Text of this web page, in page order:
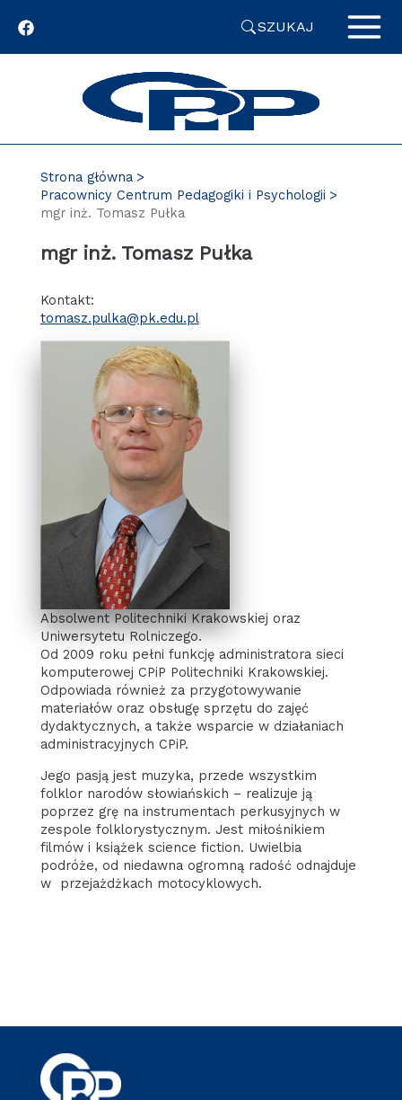
SZUKAJ
Strona główna
Pracownicy Centrum Pedagogiki i Psychologii
mgr inż. Tomasz Pułka
mgr inż. Tomasz Pułka
Kontakt:
tomasz.pulka@pk.edu.pl
Absolwent Politechniki Krakowskiej oraz
Uniwersytetu Rolniczego.
Od 2009 roku pełni funkcję administratora sieci
komputerowej CPiP Politechniki Krakowskiej.
Odpowiada również za przygotowywanie
materiałów oraz obsługę sprzętu do zajęć
dydaktycznych, a także wsparcie w działaniach
administracyjnych CPiP.
Jego pasją jest muzyka, przede wszystkim
folklor narodów słowiańskich – realizuje ją
poprzez grę na instrumentach perkusyjnych w
zespole folklorystycznym. Jest miłośnikiem
filmów i książek science fiction. Uwielbia
podróże, od niedawna ogromną radość odnajduje
w przejażdżkach motocyklowych.